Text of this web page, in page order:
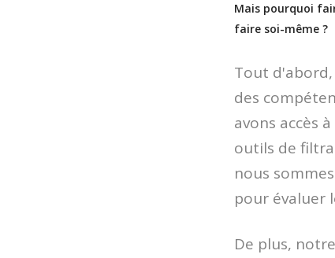
Mais pourquoi
faire soi-même ?
Tout
des
avons accès
outils de
nous
pour évaluer
De plus,